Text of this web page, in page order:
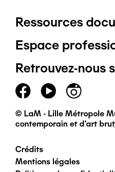
Pied
de
page
principal
Ressources
Espace
Retrouvez-nous
© LaM - Lille Métropole
contemporain et d'art
Pied
Crédits
Mentions légales